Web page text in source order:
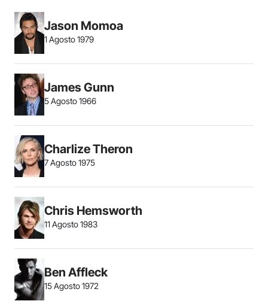
Jason Momoa
1 Agosto 1979
James Gunn
5 Agosto 1966
Charlize Theron
7 Agosto 1975
Chris Hemsworth
11 Agosto 1983
Ben Affleck
15 Agosto 1972